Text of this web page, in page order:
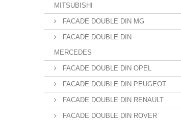
MITSUBISHI
FACADE DOUBLE DIN MG
FACADE DOUBLE DIN
MERCEDES
FACADE DOUBLE DIN OPEL
FACADE DOUBLE DIN PEUGEOT
FACADE DOUBLE DIN RENAULT
FACADE DOUBLE DIN ROVER